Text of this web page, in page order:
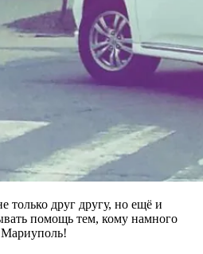
только друг другу, но ещё и
помощь тем, кому намного
Мариуполь!